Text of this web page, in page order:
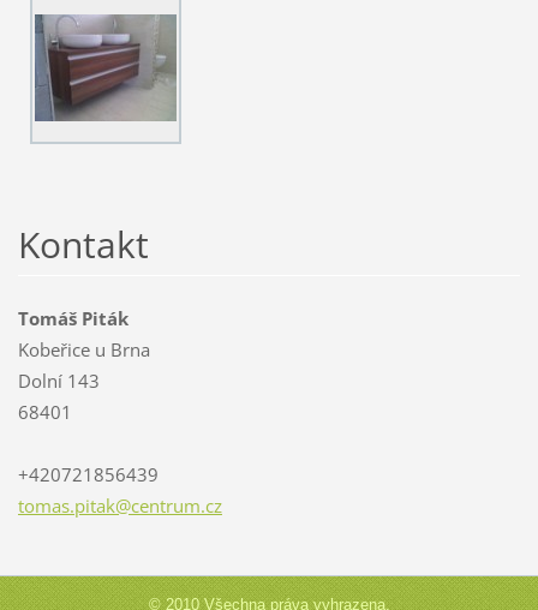
Kontakt
Tomáš Piták
Kobeřice u Brna
Dolní 143
68401
+420721856439
tomas.pitak@centrum.cz
© 2010 Všechna práva vyhrazena.